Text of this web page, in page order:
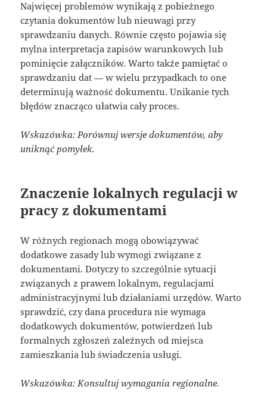
Najwięcej problemów wynikają z pobieżnego
czytania dokumentów lub nieuwagi przy
sprawdzaniu danych. Równie często pojawia się
mylna interpretacja zapisów warunkowych lub
pominięcie załączników. Warto także pamiętać o
sprawdzaniu dat — w wielu przypadkach to one
determinują ważność dokumentu. Unikanie tych
błędów znacząco ułatwia cały proces.
Wskazówka: Porównuj wersje dokumentów, aby
uniknąć pomyłek.
Znaczenie lokalnych regulacji w
pracy z dokumentami
W różnych regionach mogą obowiązywać
dodatkowe zasady lub wymogi związane z
dokumentami. Dotyczy to szczególnie sytuacji
związanych z prawem lokalnym, regulacjami
administracyjnymi lub działaniami urzędów. Warto
sprawdzić, czy dana procedura nie wymaga
dodatkowych dokumentów, potwierdzeń lub
formalnych zgłoszeń zależnych od miejsca
zamieszkania lub świadczenia usługi.
Wskazówka: Konsultuj wymagania regionalne.